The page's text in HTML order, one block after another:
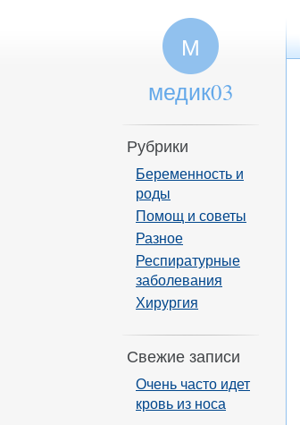
М
медик03
Рубрики
Беременность и
роды
Помощ и советы
Разное
Респиратурные
заболевания
Хирургия
Свежие записи
Очень часто идет
кровь из носа